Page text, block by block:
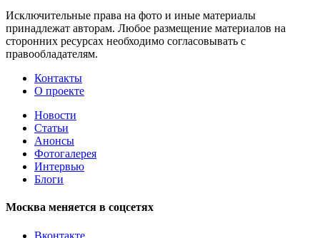
Исключительные права на фото и иные материалы
принадлежат авторам. Любое размещение материалов на
сторонних ресурсах необходимо согласовывать с
правообладателям.
Контакты
О проекте
Новости
Статьи
Анонсы
Фотогалерея
Интервью
Блоги
Москва меняется в соцсетях
Вконтакте